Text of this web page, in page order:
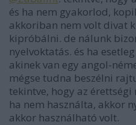
és ha nem gyakorlod,
akkoriban nem volt divat
kipróbálni. de nálunk
nyelvoktatás. és ha
akinek van egy angol-
mégse tudna beszélni
tekintve, hogy az
ha nem használta, akkor
akkor használható volt.